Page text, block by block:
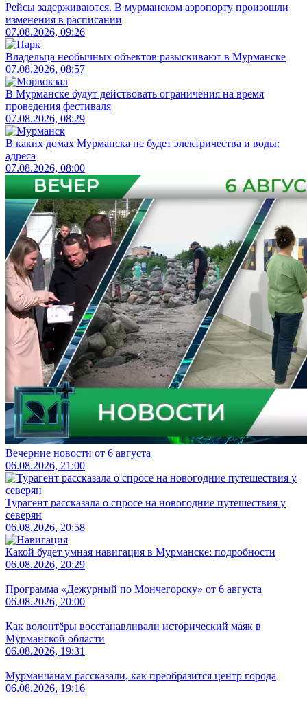
Рейсы задерживаются. В мурманском аэропорту произошли
изменения в расписании
07.08.2026, 09:26
Владельца необычных объектов разыскивают в Мурманске
07.08.2026, 08:57
В Мурманске будут действовать ограничения на время
проведения фестиваля
07.08.2026, 08:29
В каких домах Мурманска не будет электричества и воды:
адреса
07.08.2026, 08:00
Вечерние новости от 6 августа
06.08.2026, 21:00
Турагент рассказала о спросе на новогодние путешествия у
северян
06.08.2026, 20:58
Какой будет умная навигация в Мурманске: подробности
06.08.2026, 20:29
Программа «Дежурный по Мончегорску» от 6 августа
06.08.2026, 20:00
Как волонтёры восстанавливали исторический маяк в
Мурманской области
06.08.2026, 19:31
Мурманчанам рассказали, как преобразится центр города
06.08.2026, 19:16